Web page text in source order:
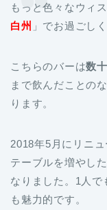
もっと色々なウィ
白州 」でお過ごし
こちらのバーは数
まで飲んだことの
ります。
2018年5月にリニ
テーブルを増やし
なりました。1人
も魅力的です。